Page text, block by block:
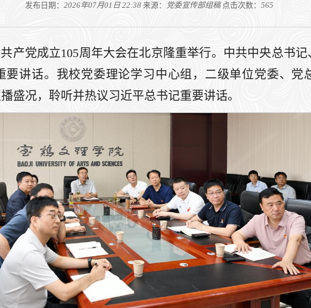
发布日期： 2026年07月01日 22:38 来源： 党委宣传部组稿 点击次数： 565
产党成立105周年大会在北京隆重举行。中共中央总书
要讲话。我校党委理论学习中心组，二级单位党委、党
盛况，聆听并热议习近平总书记重要讲话。